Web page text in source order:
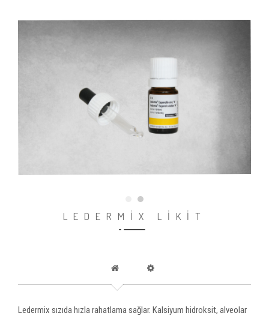
LEDERMİX LİKİT
Ledermix sızıda hızla rahatlama sağlar. Kalsiyum hidroksit, alveolar